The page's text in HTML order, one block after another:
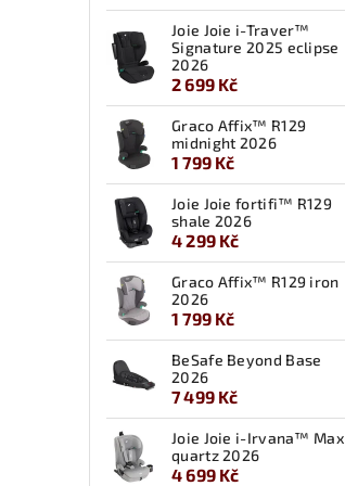
Joie Joie i-Traver™
Signature 2025 eclipse
2026
2 699 Kč
Graco Affix™ R129
midnight 2026
1 799 Kč
Joie Joie fortifi™ R129
shale 2026
4 299 Kč
Graco Affix™ R129 iron
2026
1 799 Kč
BeSafe Beyond Base
2026
7 499 Kč
Joie Joie i-Irvana™ Max
quartz 2026
4 699 Kč